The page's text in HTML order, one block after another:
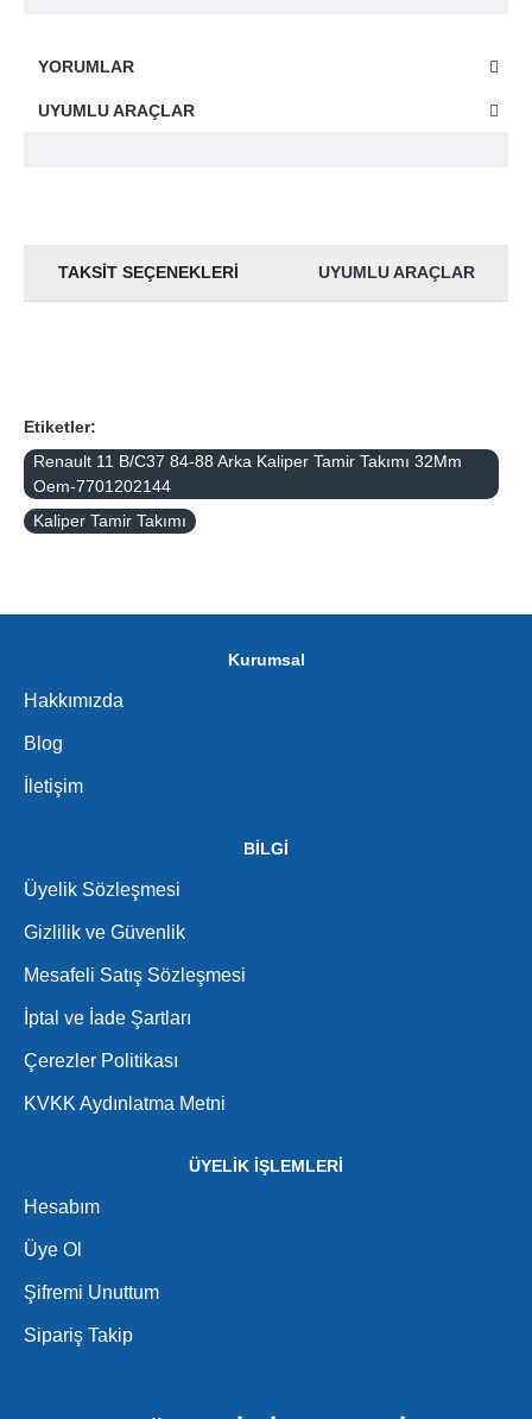
YORUMLAR
UYUMLU ARAÇLAR
TAKSIT SEÇENEKLERI UYUMLU ARAÇLAR
Etiketler:
Renault 11 B/C37 84-88 Arka Kaliper Tamir Takımı 32Mm
Oem-7701202144
Kaliper Tamir Takımı
Kurumsal
Hakkımızda
Blog
İletişim
BİLGİ
Üyelik Sözleşmesi
Gizlilik ve Güvenlik
Mesafeli Satış Sözleşmesi
İptal ve İade Şartları
Çerezler Politikası
KVKK Aydınlatma Metni
ÜYELİK İŞLEMLERİ
Hesabım
Üye Ol
Şifremi Unuttum
Sipariş Takip